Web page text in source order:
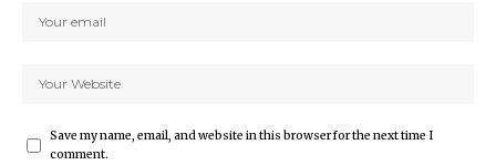
Save my name, email, and website in this browser for the next time I
comment.